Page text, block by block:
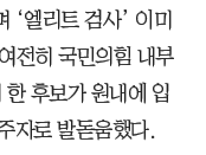
‘엘리트 검사’ 이미
전히 국민의힘 내부
후보가 원내에 입
자로 발돋움했다.